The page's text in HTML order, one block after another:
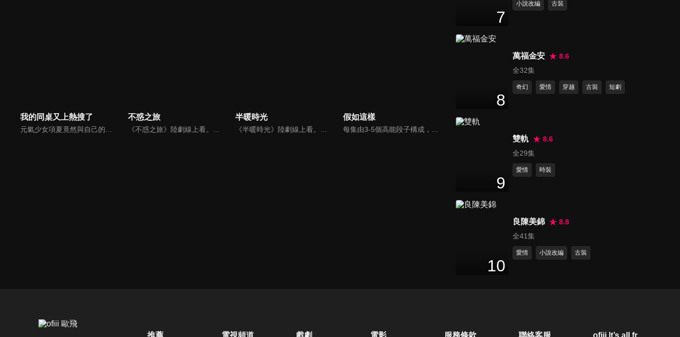
我的同桌又上熱搜了
元氣少女項夏竟然與自己的偶像、高冷學霸靳韓成為同班同學，甚至就坐在隔壁。而項夏的「粉絲」屬性卻給靳韓造成了一系列的困擾。啼笑皆非的校園生活，靳韓逐步對項夏有所改觀，在這單純美好的青春裡，二人共同進步，雙向奔赴，互相成為對方的「偶像」…
不惑之旅
《不惑之旅》陸劇線上看。中學教師簡單辭去教職來到北京，準備和未婚夫成婚，為了分擔生活壓力，她找到書商馬列文的女兒家教工作。婚期將近，簡單卻發現未婚夫早已移情別戀，馬列文的點醒之下，拒絕了委曲求全的婚姻。在生活的挑戰面前，二人彼此鼓勵，最終決定攜手前行，發現原來幸福可以很簡單。
半暖時光
《半暖時光》陸劇線上看。陽光帥氣的沈侯（楊旭文）和品學兼優的顏曉晨（許齡月）一見鍾情，卻又因捲入一件過去的秘密被揭露而難以相守。在顏曉晨最脆弱的時候，程致遠（付辛博）的出現讓顏曉晨感到温暖，然而沈侯再次回來之時，卻帶來更大的秘密…
假如這樣
每集由3-5個高能段子構成，每個段子所有的人物和事物都要遵循一個設定的概念，去完成所有的行為和會話，反之所有發生的一切要服務於這個概念，乍一看或多或少有些反常規，但又都是認認真真的存在並且。
分鐘
47
第22集
7
小說改編 古裝
8
萬福金安
8.6
全32集
奇幻 愛情 穿越 古裝 短劇
9
雙軌
8.6
全29集
愛情 時裝
10
良陳美錦
8.8
全41集
愛情 小說改編 古裝
推薦 電視頻道 戲劇 電影 服務條款 聯絡客服